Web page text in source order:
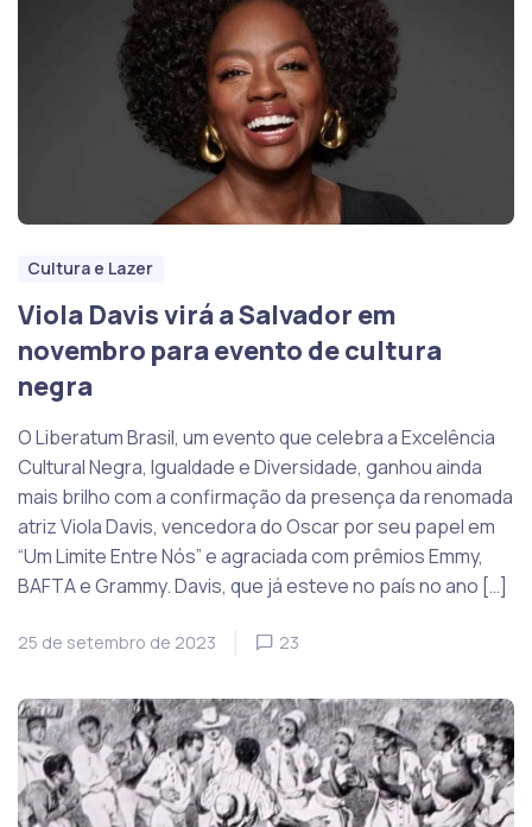
Cultura e Lazer
Viola Davis virá a Salvador em
novembro para evento de cultura
negra
O Liberatum Brasil, um evento que celebra a Excelência
Cultural Negra, Igualdade e Diversidade, ganhou ainda
mais brilho com a confirmação da presença da renomada
atriz Viola Davis, vencedora do Oscar por seu papel em
“Um Limite Entre Nós” e agraciada com prêmios Emmy,
BAFTA e Grammy. Davis, que já esteve no país no ano […]
25 de setembro de 2023 23